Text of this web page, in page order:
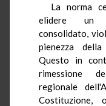
La norma
elidere un
consolidato,
pienezza
Questo in
rimessione
regionale
Costituzione,